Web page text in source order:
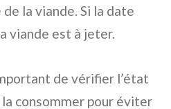
la viande. Si la date
viande est à jeter.
de vérifier l’état
consommer pour éviter